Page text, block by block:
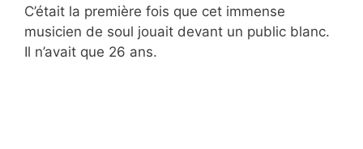
C’était la première fois que cet immense
musicien de soul jouait devant un public blanc.
Il n’avait que 26 ans.